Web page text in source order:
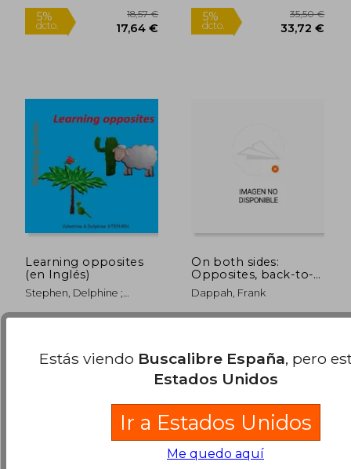
5%
dcto.
10,80 €
10,26 €
5%
dcto.
Learning opposites
(en Inglés)
Stephen, Delphine ;
On both sides:
Opposites, back-to-
back! (en Inglés)
Dappah, Frank
Estás viendo Buscalibre España, pero
Estados Unidos
Ir a Estados Unidos
Me quedo aquí